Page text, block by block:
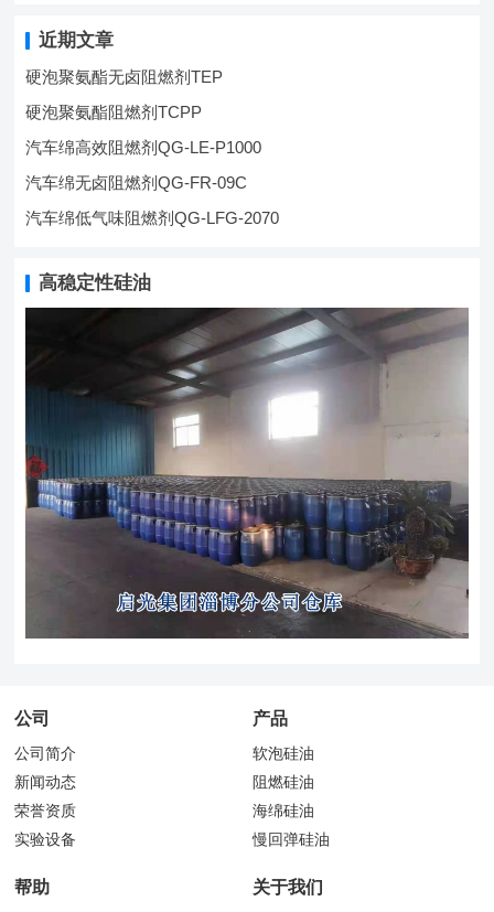
近期文章
硬泡聚氨酯无卤阻燃剂TEP
硬泡聚氨酯阻燃剂TCPP
汽车绵高效阻燃剂QG-LE-P1000
汽车绵无卤阻燃剂QG-FR-09C
汽车绵低气味阻燃剂QG-LFG-2070
高稳定性硅油
公司
公司简介
新闻动态
荣誉资质
实验设备
产品
软泡硅油
阻燃硅油
海绵硅油
慢回弹硅油
帮助 关于我们